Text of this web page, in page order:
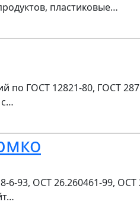
пластиковые…
ГОСТ 12821-80, ГОСТ
6-93, ОСТ 26.260461-99,